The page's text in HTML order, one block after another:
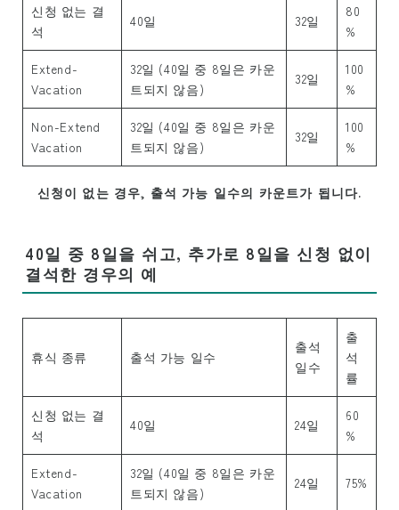
카마아이나(미국 시민 또는 영주권자) 소지자의
재학생・학생 비자(F-1 비자) 소지자의 학비
키즈 & 주니어 재미있는 여름 프로그램 학비
숙박 시설 제공 요금
신청하기
신청 후 입학까지의 과정
환불 정책
휴가
수업 등록
수업 일정
신청 없는 결
석
40일 32일
80
%
Extend-
Vacation
32일 (40일 중 8일은 카운
트되지 않음)
32일
100
%
Non-Extend
Vacation
32일 (40일 중 8일은 카운
트되지 않음)
32일
100
%
신청이 없는 경우, 출석 가능 일수의 카운트가 됩니다.
40일 중 8일을 쉬고, 추가로 8일을 신청 없이
결석한 경우의 예
휴식 종류 출석 가능 일수
출석
일수
출
석
률
신청 없는 결
석
40일 24일
60
%
Extend-
Vacation
32일 (40일 중 8일은 카운
트되지 않음)
24일 75%